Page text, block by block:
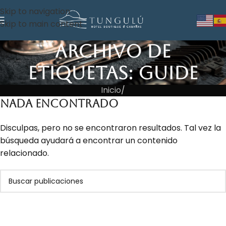
Skip to navigation
Skip to main content
Archivo de
etiquetas: Guide
Inicio/
Nada Encontrado
Disculpas, pero no se encontraron resultados. Tal vez la
búsqueda ayudará a encontrar un contenido
relacionado.